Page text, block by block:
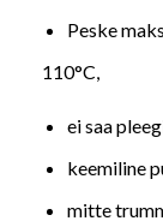
Peske
110°C,
ei saa
keemiline
mitte